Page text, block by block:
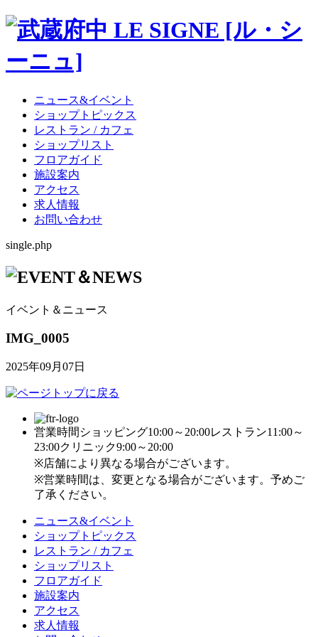
ニュース&イベント
ショップトピックス
レストラン / カフェ
ショップリスト
フロアガイド
施設案内
アクセス
求人情報
お問い合わせ
single.php
イベント＆ニュース
IMG_0005
2025年09月07日
営業時間 ショッピング10:00～20:00レストラン11:00～
23:00クリニック9:00～20:00
※店舗により異なる場合がございます。
※営業時間は、変更となる場合がございます。予めご
了承ください。
ニュース&イベント
ショップトピックス
レストラン / カフェ
ショップリスト
フロアガイド
施設案内
アクセス
求人情報